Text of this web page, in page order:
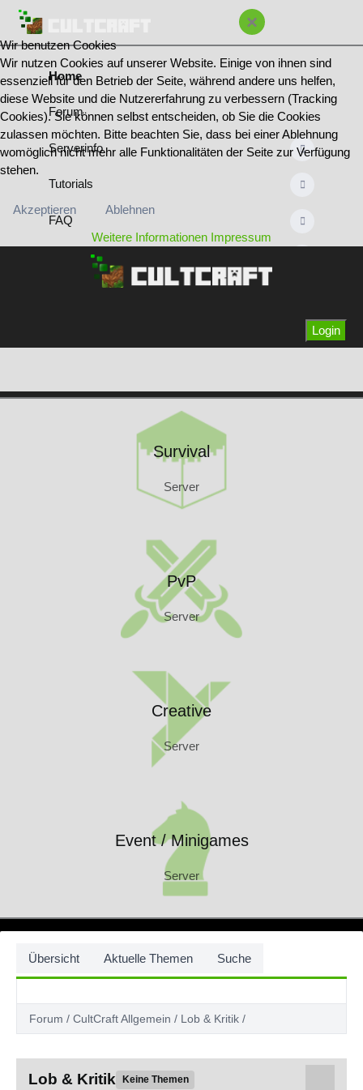
×
Home
Forum
Serverinfo
Tutorials
FAQ
Login
Survival
Server
Survival
PvP
Server
Server
Creative
Server
Creative
Server
Event / Minigames
Server
Event / Minigames
Server
Übersicht Aktuelle Themen Suche
Forum CultCraft Allgemein Lob & Kritik
Lob & Kritik Keine Themen
Wir benutzen Cookies
Wir nutzen Cookies auf unserer Website. Einige von ihnen sind
essenziell für den Betrieb der Seite, während andere uns helfen,
diese Website und die Nutzererfahrung zu verbessern (Tracking
Cookies). Sie können selbst entscheiden, ob Sie die Cookies
zulassen möchten. Bitte beachten Sie, dass bei einer Ablehnung
womöglich nicht mehr alle Funktionalitäten der Seite zur Verfügung
stehen.
Akzeptieren Ablehnen
Weitere Informationen Impressum